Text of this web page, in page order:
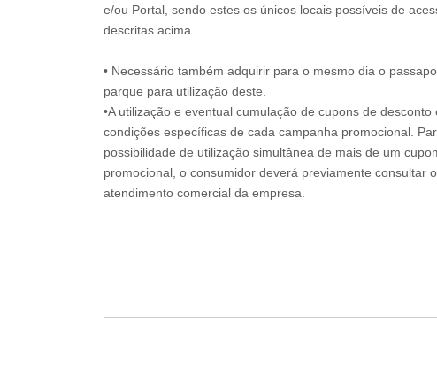
e/ou Portal, sendo estes os únicos locais possíveis de
descritas acima.
• Necessário também adquirir para o mesmo dia o
parque para utilização deste.
•A utilização e eventual cumulação de cupons de
condições específicas de cada campanha promocional.
possibilidade de utilização simultânea de mais de um
promocional, o consumidor deverá previamente consultar
atendimento comercial da empresa.